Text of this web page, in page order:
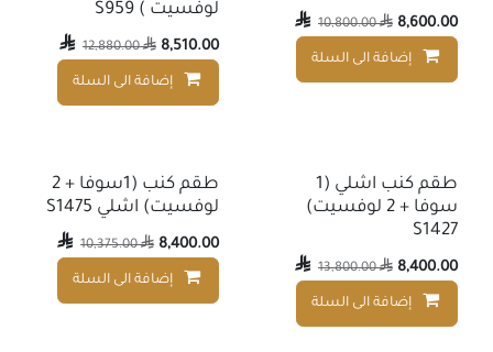
8,600.00
10,800.00
إضافة الى السلة إضافة إلى قائمة الأمنيات
لوفسيت ) S959
8,510.00
12,880.00
إضافة الى السلة
طقم كنب اشلي (1
سوفا + 2 لوفسيت)
S1427
8,400.00
13,800.00
إضافة الى السلة إضافة إلى قائمة الأمنيات
طقم كنب (1سوفا + 2
لوفسيت) اشلي S1475
8,400.00
10,375.00
إضافة الى السلة